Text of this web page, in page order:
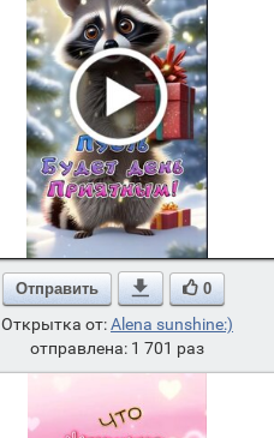
Отправить  0
Открытка от:Alena sunshine:)
отправлена: 1 701 раз